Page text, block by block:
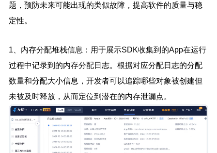
题，预防未来可能出现的类似故障，提高软件的质量与稳
定性。
1、内存分配堆栈信息：用于展示SDK收集到的App在运行
过程中记录到的内存分配日志。根据对应分配日志的分配
数量和分配大小信息，开发者可以追踪哪些对象被创建但
未被及时释放，从而定位到潜在的内存泄漏点。